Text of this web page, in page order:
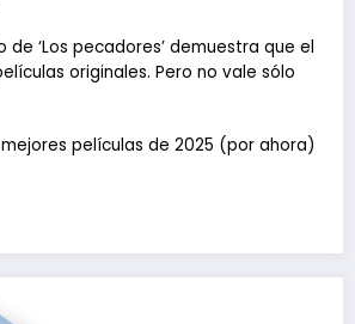
de ‘Los pecadores’ demuestra que el
originales. Pero no vale sólo
mejores películas de 2025 (por ahora)